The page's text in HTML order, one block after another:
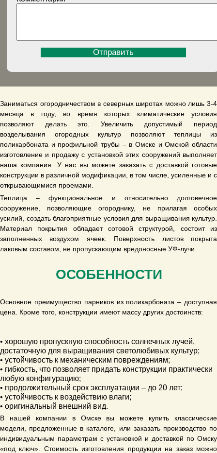
Заниматься огородничеством в северных широтах можно лишь 3-4
месяца в году, во время которых климатические условия
позволяют делать это. Увеличить допустимый период
возделывания огородных культур позволяют теплицы из
поликарбоната и профильной трубы – в Омске и Омской области
изготовление и продажу с установкой этих сооружений выполняет
наша компания. У нас вы можете заказать с доставкой готовые
конструкции в различной модификации, в том числе, усиленные и с
открывающимися проемами.
Теплица – функциональное и относительно долговечное
сооружение, позволяющие огороднику, не прилагая особых
усилий, создать благоприятные условия для выращивания культур.
Материал покрытия обладает сотовой структурой, состоит из
заполненных воздухом ячеек. Поверхность листов покрыта
лаковым составом, не пропускающим вредоносные УФ-лучи.
ОСОБЕННОСТИ
Основное преимущество парников из поликарбоната – доступная
цена. Кроме того, конструкции имеют массу других достоинств:
• хорошую пропускную способность солнечных лучей,
достаточную для выращивания светолюбивых культур;
• устойчивость к механическим повреждениям;
• гибкость, что позволяет придать конструкции практически
любую конфигурацию;
• продолжительный срок эксплуатации – до 20 лет;
• устойчивость к воздействию влаги;
• оригинальный внешний вид.
В нашей компании в Омске вы можете купить классические
модели, предложенные в каталоге, или заказать производство по
индивидуальным параметрам с установкой и доставкой по Омску
«под ключ». Стоимость изготовления продукции на заказ можно